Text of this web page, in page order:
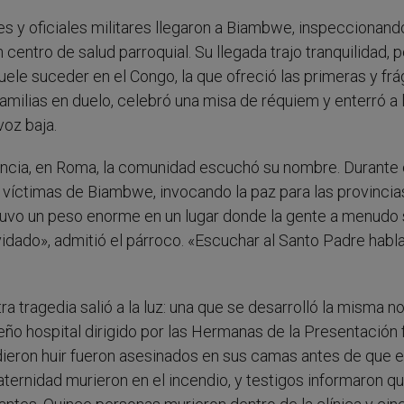
y oficiales militares llegaron a Biambwe,
de salud parroquial. Su llegada trajo tranquilidad,
suceder en el Congo, la que ofreció las primeras y
en duelo, celebró una misa de réquiem y enterró a
baja.
en Roma, la comunidad escuchó su nombre. Durante
de Biambwe, invocando la paz para las
un peso enorme en un lugar donde la gente a menudo
admitió el párroco. «Escuchar al Santo Padre
tragedia salió a la luz: una que se desarrolló la misma
hospital dirigido por las Hermanas de la Presentación
huir fueron asesinados en sus camas antes de que
murieron en el incendio, y testigos informaron